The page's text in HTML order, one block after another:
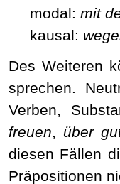
modal: mit
kausal:
Des Weiteren
sprechen.
Verben,
freuen, über
diesen Fällen
Präpositionen